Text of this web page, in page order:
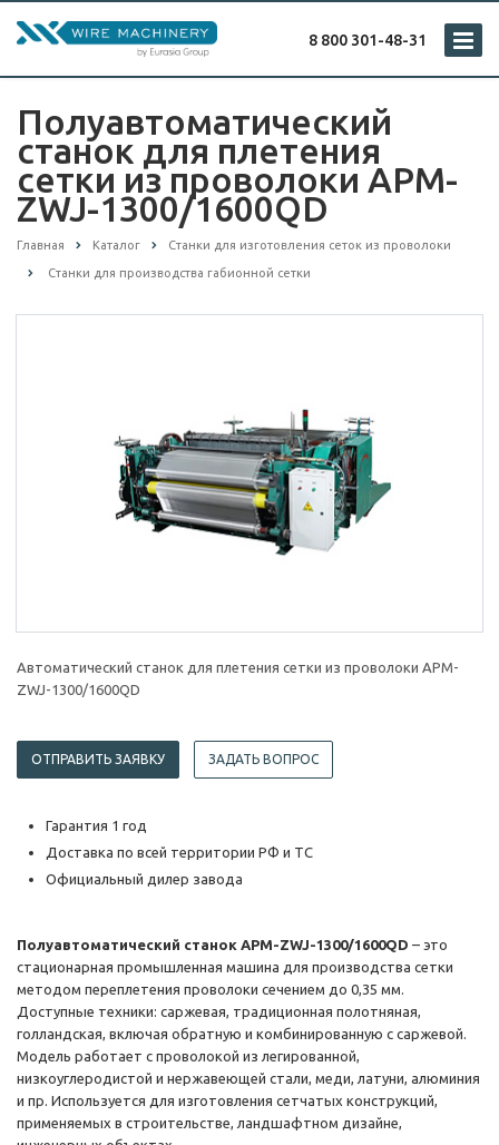
8 800 301-48-31
Полуавтоматический
станок для плетения
сетки из проволоки APM-
ZWJ-1300/1600QD
Главная Каталог Cтанки для изготовления сеток из проволоки
Станки для производства габионной сетки
Автоматический станок для плетения сетки из проволоки APM-
ZWJ-1300/1600QD
ОТПРАВИТЬ ЗАЯВКУ ЗАДАТЬ ВОПРОС
Гарантия 1 год
Доставка по всей территории РФ и ТС
Официальный дилер завода
Полуавтоматический станок APM-ZWJ-1300/1600QD – это
стационарная промышленная машина для производства сетки
методом переплетения проволоки сечением до 0,35 мм.
Доступные техники: саржевая, традиционная полотняная,
голландская, включая обратную и комбинированную с саржевой.
Модель работает с проволокой из легированной,
низкоуглеродистой и нержавеющей стали, меди, латуни, алюминия
и пр. Используется для изготовления сетчатых конструкций,
применяемых в строительстве, ландшафтном дизайне,